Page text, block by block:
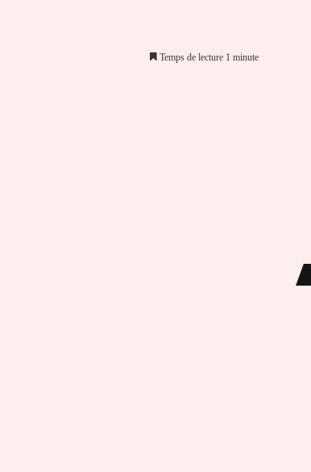
Temps de lecture 1 minute